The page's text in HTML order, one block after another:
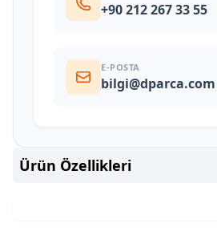
+90 212 267 33 55
E-POSTA
bilgi@dparca.com
Ürün Özellikleri